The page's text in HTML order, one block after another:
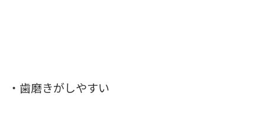
・歯磨きがしやすい